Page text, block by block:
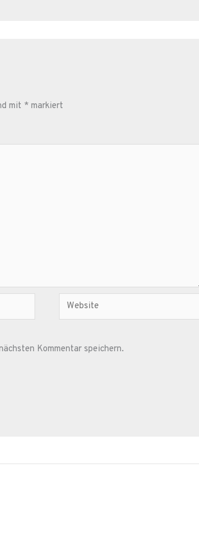
mit * markiert
Website
Kommentar speichern.